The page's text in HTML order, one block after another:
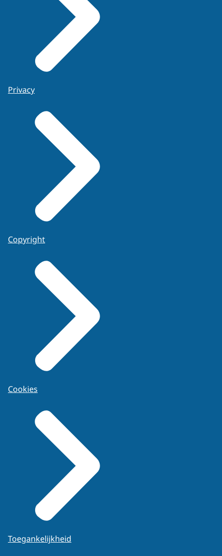
Privacy
Copyright
Cookies
Toegankelijkheid